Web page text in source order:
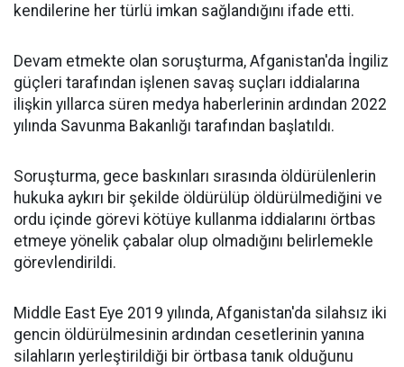
kendilerine her türlü imkan sağlandığını ifade etti.
Devam etmekte olan soruşturma, Afganistan'da İngiliz
güçleri tarafından işlenen savaş suçları iddialarına
ilişkin yıllarca süren medya haberlerinin ardından 2022
yılında Savunma Bakanlığı tarafından başlatıldı.
Soruşturma, gece baskınları sırasında öldürülenlerin
hukuka aykırı bir şekilde öldürülüp öldürülmediğini ve
ordu içinde görevi kötüye kullanma iddialarını örtbas
etmeye yönelik çabalar olup olmadığını belirlemekle
görevlendirildi.
Middle East Eye 2019 yılında, Afganistan'da silahsız iki
gencin öldürülmesinin ardından cesetlerinin yanına
silahların yerleştirildiği bir örtbasa tanık olduğunu